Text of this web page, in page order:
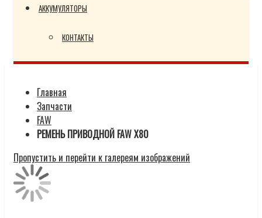
АККУМУЛЯТОРЫ
КОНТАКТЫ
Главная
Запчасти
FAW
РЕМЕНЬ ПРИВОДНОЙ FAW X80
Пропустить и перейти к галереям изображений